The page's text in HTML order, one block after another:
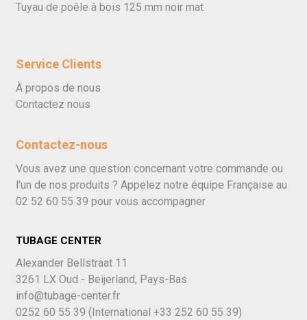
Tuyau de poêle à bois 125 mm noir mat
Service Clients
À propos de nous
Contactez nous
Contactez-nous
Vous avez une question concernant votre commande ou
l'un de nos produits ? Appelez notre équipe Française au
02 52 60 55 39 pour vous accompagner
TUBAGE CENTER
Alexander Bellstraat 11
3261 LX Oud - Beijerland, Pays-Bas
info@tubage-center.fr
0252 60 55 39 (International +33 252 60 55 39)